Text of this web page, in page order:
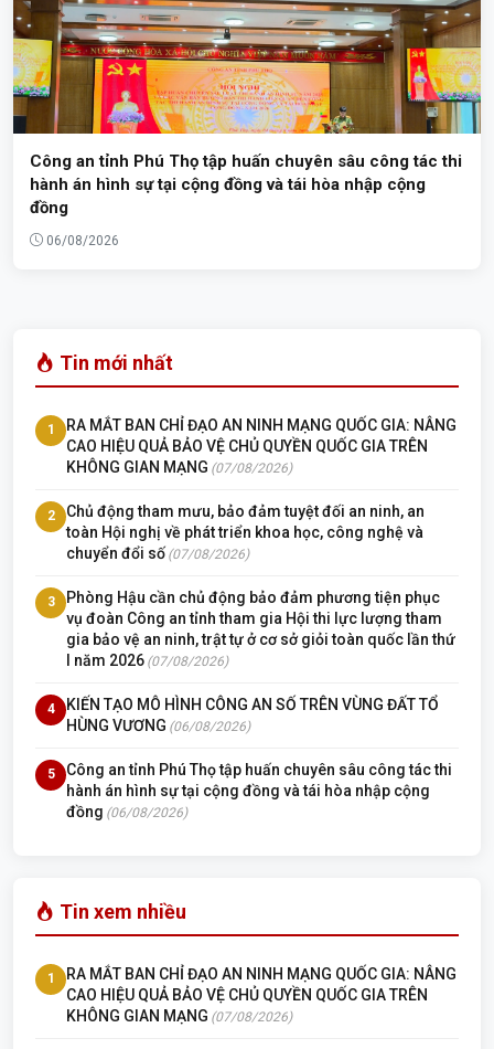
Công an tỉnh Phú Thọ tập huấn chuyên sâu công tác thi
hành án hình sự tại cộng đồng và tái hòa nhập cộng
đồng
06/08/2026
Tin mới nhất
1
RA MẮT BAN CHỈ ĐẠO AN NINH MẠNG QUỐC GIA: NÂNG
CAO HIỆU QUẢ BẢO VỆ CHỦ QUYỀN QUỐC GIA TRÊN
KHÔNG GIAN MẠNG (07/08/2026)
2
Chủ động tham mưu, bảo đảm tuyệt đối an ninh, an
toàn Hội nghị về phát triển khoa học, công nghệ và
chuyển đổi số (07/08/2026)
3
Phòng Hậu cần chủ động bảo đảm phương tiện phục
vụ đoàn Công an tỉnh tham gia Hội thi lực lượng tham
gia bảo vệ an ninh, trật tự ở cơ sở giỏi toàn quốc lần thứ
I năm 2026 (07/08/2026)
4
KIẾN TẠO MÔ HÌNH CÔNG AN SỐ TRÊN VÙNG ĐẤT TỔ
HÙNG VƯƠNG (06/08/2026)
5
Công an tỉnh Phú Thọ tập huấn chuyên sâu công tác thi
hành án hình sự tại cộng đồng và tái hòa nhập cộng
đồng (06/08/2026)
Tin xem nhiều
1
RA MẮT BAN CHỈ ĐẠO AN NINH MẠNG QUỐC GIA: NÂNG
CAO HIỆU QUẢ BẢO VỆ CHỦ QUYỀN QUỐC GIA TRÊN
KHÔNG GIAN MẠNG (07/08/2026)